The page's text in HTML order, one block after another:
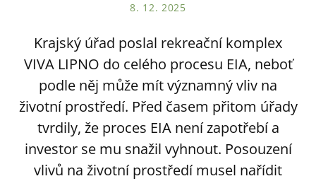
8. 12. 2025
Krajský úřad poslal rekreační komplex
VIVA LIPNO do celého procesu EIA, neboť
podle něj může mít významný vliv na
životní prostředí. Před časem přitom úřady
tvrdily, že proces EIA není zapotřebí a
investor se mu snažil vyhnout. Posouzení
vlivů na životní prostředí musel nařídit